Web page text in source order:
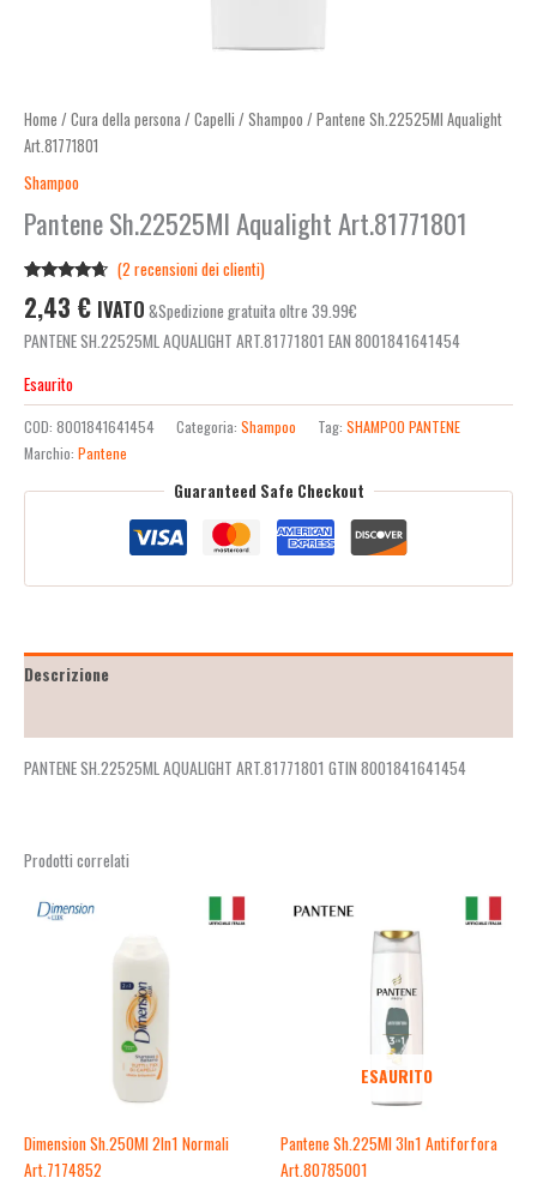
Home / Cura della persona / Capelli / Shampoo / Pantene Sh.22525Ml Aqualight
Art.81771801
Shampoo
Pantene Sh.22525Ml Aqualight Art.81771801
4.50 su 5
su base
di
(2 recensioni dei clienti)
2,43 € IVATO &Spedizione gratuita oltre 39.99€
PANTENE SH.22525ML AQUALIGHT ART.81771801 EAN 8001841641454
Esaurito
COD: 8001841641454 Categoria: Shampoo Tag: SHAMPOO PANTENE
Marchio: Pantene
Guaranteed Safe Checkout
Descrizione
PANTENE SH.22525ML AQUALIGHT ART.81771801 GTIN 8001841641454
Prodotti correlati
Dimension Sh.250Ml 2In1 Normali
Art.7174852
ESAURITO
Pantene Sh.225Ml 3In1 Antiforfora
Art.80785001